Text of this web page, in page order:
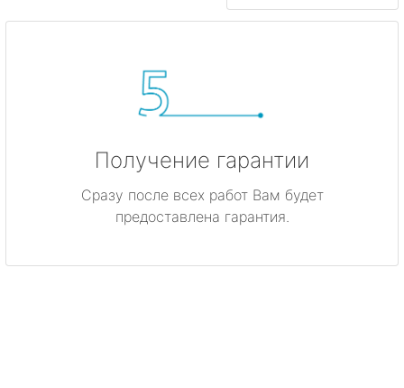
Получение гарантии
Сразу после всех работ Вам будет
предоставлена гарантия.